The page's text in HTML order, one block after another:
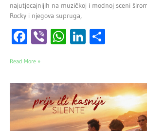
najutjecajnijih na muzičkoj i modnoj sceni
Rocky i njegova supruga,
Facebook
ViberWhatsApp
LinkedIn
Read More »